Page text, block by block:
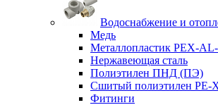
Водоснабжение и
Медь
Металлопластик PEX-
Нержавеющая сталь
Полиэтилен ПНД (ПЭ)
Сшитый полиэтилен PE-
Фитинги